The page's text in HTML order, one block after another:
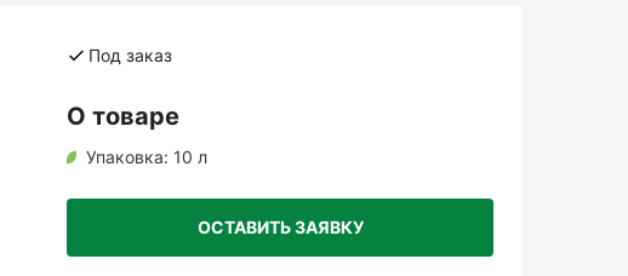
Под заказ
О товаре
Упаковка: 10 л
ОСТАВИТЬ ЗАЯВКУ